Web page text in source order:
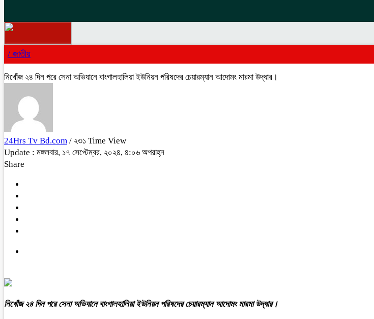
/ জাতীয়
নিখোঁজ ২৪ দিন পরে সেনা অভিযানে বাংগালহালিয়া ইউনিয়ন পরিষদের চেয়ারম্যান আদোমং মারমা উদ্ধার।
24Hrs Tv Bd.com / ২৩১ Time View
Update : মঙ্গলবার, ১৭ সেপ্টেম্বর, ২০২৪, ৪:০৬ অপরাহ্ন
Share
নিখোঁজ ২৪ দিন পরে সেনা অভিযানে বাংগালহালিয়া ইউনিয়ন পরিষদের চেয়ারম্যান আদোমং মারমা উদ্ধার।